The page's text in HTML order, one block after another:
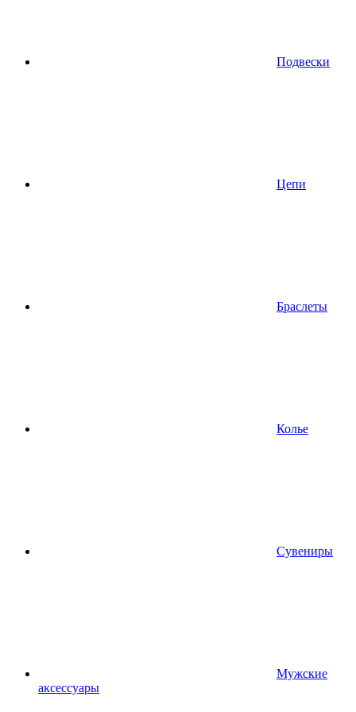
Подвески
Цепи
Браслеты
Колье
Сувениры
Мужские
аксессуары